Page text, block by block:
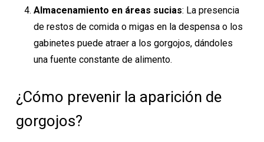
Almacenamiento en áreas sucias: La presencia
de restos de comida o migas en la despensa o los
gabinetes puede atraer a los gorgojos, dándoles
una fuente constante de alimento.
¿Cómo prevenir la aparición de
gorgojos?